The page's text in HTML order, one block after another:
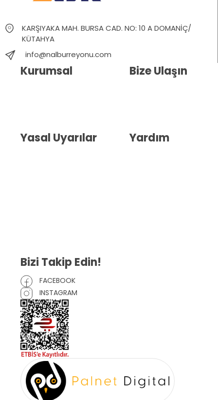
KARŞIYAKA MAH. BURSA CAD. NO: 10 A DOMANİÇ/
KÜTAHYA
info@nalburreyonu.com
Kurumsal
Yasal Uyarılar
Bize Ulaşın
Yardım
Bizi Takip Edin!
FACEBOOK
INSTAGRAM